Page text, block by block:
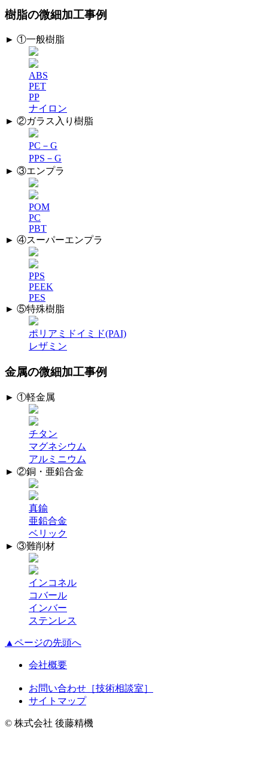
樹脂の微細加工事例
► ①一般樹脂
ABS
PET
PP
ナイロン
► ②ガラス入り樹脂
PC－G
PPS－G
► ③エンプラ
POM
PC
PBT
► ④スーパーエンプラ
PPS
PEEK
PES
► ⑤特殊樹脂
ポリアミドイミド(PAI)
レザミン
金属の微細加工事例
► ①軽金属
チタン
マグネシウム
アルミニウム
► ②銅・亜鉛合金
真鍮
亜鉛合金
ベリック
► ③難削材
インコネル
コバール
インバー
ステンレス
▲ページの先頭へ
会社概要
お問い合わせ［技術相談室］
サイトマップ
© 株式会社 後藤精機